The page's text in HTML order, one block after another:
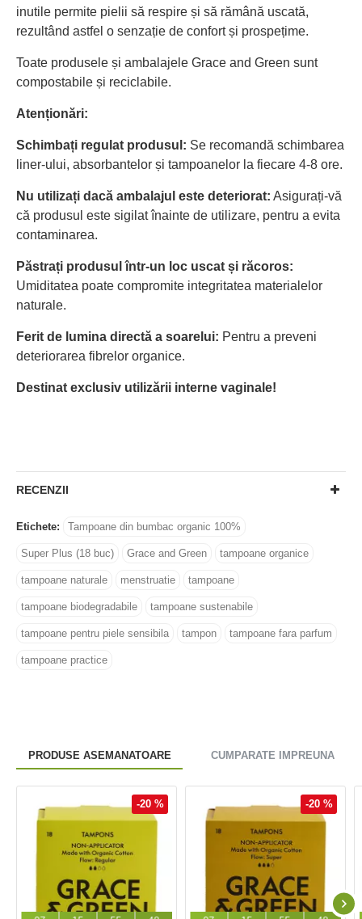
inutile permite pielii să respire și să rămână uscată,
rezultând astfel o senzație de confort și prospețime.
Toate produsele și ambalajele Grace and Green sunt
compostabile și reciclabile.
Atenționări:
Schimbați regulat produsul: Se recomandă schimbarea
liner-ului, absorbantelor și tampoanelor la fiecare 4-8 ore.
Nu utilizați dacă ambalajul este deteriorat: Asigurați-vă
că produsul este sigilat înainte de utilizare, pentru a evita
contaminarea.
Păstrați produsul într-un loc uscat și răcoros:
Umiditatea poate compromite integritatea materialelor
naturale.
Ferit de lumina directă a soarelui: Pentru a preveni
deteriorarea fibrelor organice.
Destinat exclusiv utilizării interne vaginale!
RECENZII
Etichete: Tampoane din bumbac organic 100%
Super Plus (18 buc) Grace and Green tampoane organice
tampoane naturale menstruatie tampoane
tampoane biodegradabile tampoane sustenabile
tampoane pentru piele sensibila tampon tampoane fara parfum
tampoane practice
PRODUSE ASEMANATOARE CUMPARATE IMPREUNA
-20 % -20 %